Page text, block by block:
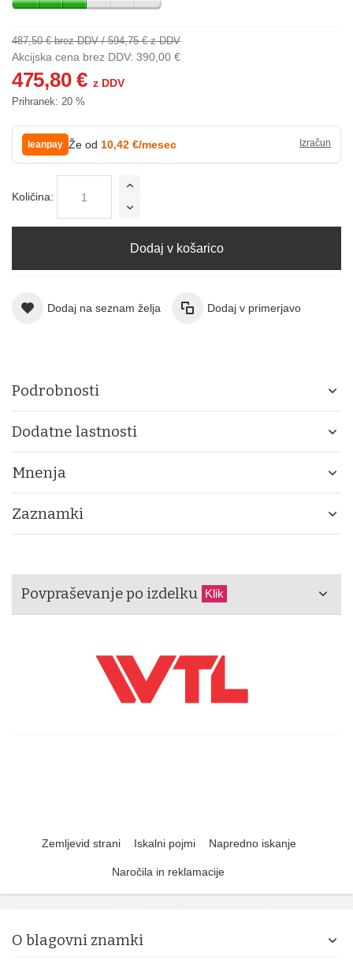
487,50 € brez DDV /594,75 € z DDV
Akcijska cena brez DDV: 390,00 €
475,80 € z DDV
Prihranek: 20 %
leanpay Že od 10,42 €/mesec
Količina:
Dodaj v košarico
Dodaj na seznam želja Dodaj v primerjavo
Podrobnosti
Dodatne lastnosti
Mnenja
Zaznamki
Povpraševanje po izdelku Klik
Zemljevid strani Iskalni pojmi Napredno iskanje
Naročila in reklamacije
O blagovni znamki